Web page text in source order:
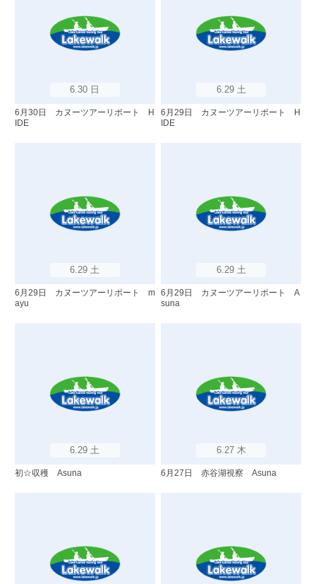
6.30 日
6月30日 カヌーツアーリポート H
IDE
6.29 土
6月29日 カヌーツアーリポート H
IDE
6.29 土
6月29日 カヌーツアーリポート m
ayu
6.29 土
6月29日 カヌーツアーリポート A
suna
6.29 土
初☆収穫 Asuna
6.27 木
6月27日 赤谷湖視察 Asuna